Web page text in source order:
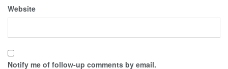
Website
Notify me of follow-up comments by email.